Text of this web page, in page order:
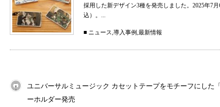
採用した新デザイン3種を発売しました。2025年7
込）。...
■ ニュース,導入事例,最新情報
ユニバーサルミュージック カセットテープをモチーフにした
ーホルダー発売